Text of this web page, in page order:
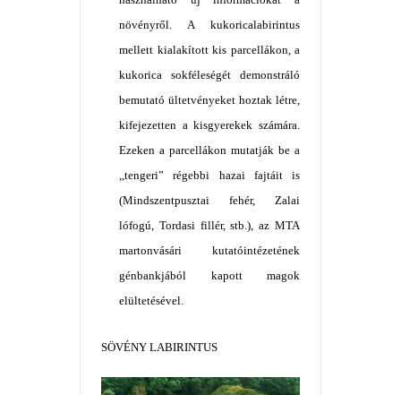
növényről. A kukoricalabirintus
mellett kialakított kis parcellákon, a
kukorica sokféleségét demonstráló
bemutató ültetvényeket hoztak létre,
kifejezetten a kisgyerekek számára.
Ezeken a parcellákon mutatják be a
,,tengeri” régebbi hazai fajtáit is
(Mindszentpusztai fehér, Zalai
lófogú, Tordasi fillér, stb.), az MTA
martonvásári kutatóintézetének
génbankjából kapott magok
elültetésével.
SÖVÉNY LABIRINTUS